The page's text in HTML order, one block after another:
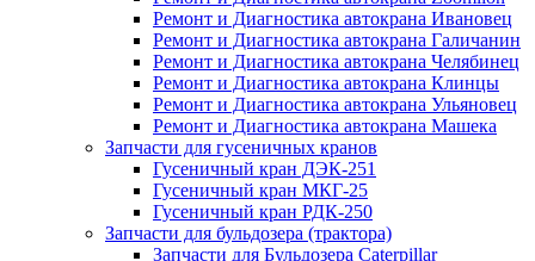
Ремонт и Диагностика автокрана Ивановец
Ремонт и Диагностика автокрана Галичанин
Ремонт и Диагностика автокрана Челябинец
Ремонт и Диагностика автокрана Клинцы
Ремонт и Диагностика автокрана Ульяновец
Ремонт и Диагностика автокрана Машека
Запчасти для гусеничных кранов
Гусеничный кран ДЭК-251
Гусеничный кран МКГ-25
Гусеничный кран РДК-250
Запчасти для бульдозера (трактора)
Запчасти для Бульдозера Caterpillar